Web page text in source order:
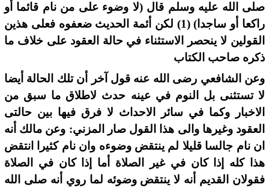
صلى الله عليه وسلم قال (لا وضوء على من نام قائما أو
راكعا أو ساجدا) (1) لكن أئمة الحديث ضعفوه فعلى هذين
القولين لا ينحصر الاستثناء في حالة العقود على خلاف ما
ذكره صاحب الكتاب
وعن الشافعي رضى الله عنه قول آخر أن تلك الحالة أيضا
لا تستثنى بل النوم في عينه حدث لاطلاق ما سبق من
الاخبار وكما في سائر الاحداث لا فرق فيها بين حالتى
العقود وغيرها والى هذا القول صار المزني: وعن مالك أنه
ان نام جالسا قليلا لم ينتقض وضوءه وان نام كثيرا انتقض
هذا كله إذا كان في غير الصلاة أما إذا كان في الصلاة
فقولان القديم أنه لا ينتقض وضوئه لما روي أنه صلى الله